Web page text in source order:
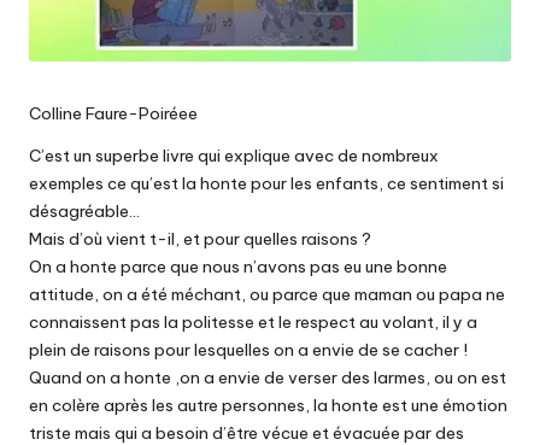
Colline Faure-Poiréee
C’est un superbe livre qui explique avec de nombreux
exemples ce qu’est la honte pour les enfants, ce sentiment si
désagréable…
Mais d’où vient t-il, et pour quelles raisons ?
On a honte parce que nous n’avons pas eu une bonne
attitude, on a été méchant, ou parce que maman ou papa ne
connaissent pas la politesse et le respect au volant, il y a
plein de raisons pour lesquelles on a envie de se cacher !
Quand on a honte ,on a envie de verser des larmes, ou on est
en colère après les autre personnes, la honte est une émotion
triste mais qui a besoin d’être vécue et évacuée par des